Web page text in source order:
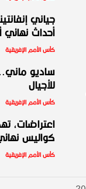
جياني
أحداث نهائي
كأس الأمم الإفريقية
ساديو
للأجيال
كأس الأمم الإفريقية
اعتراضات،
كواليس
كأس الأمم الإفريقية